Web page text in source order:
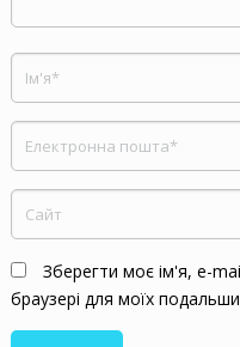
Зберегти моє ім'я, e-
браузері для моїх